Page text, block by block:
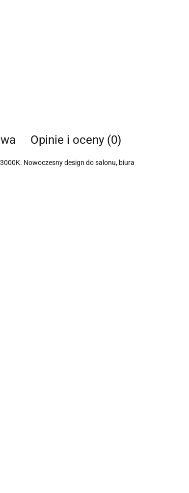
Opinie i oceny (0)
Nowoczesny design do salonu, biura